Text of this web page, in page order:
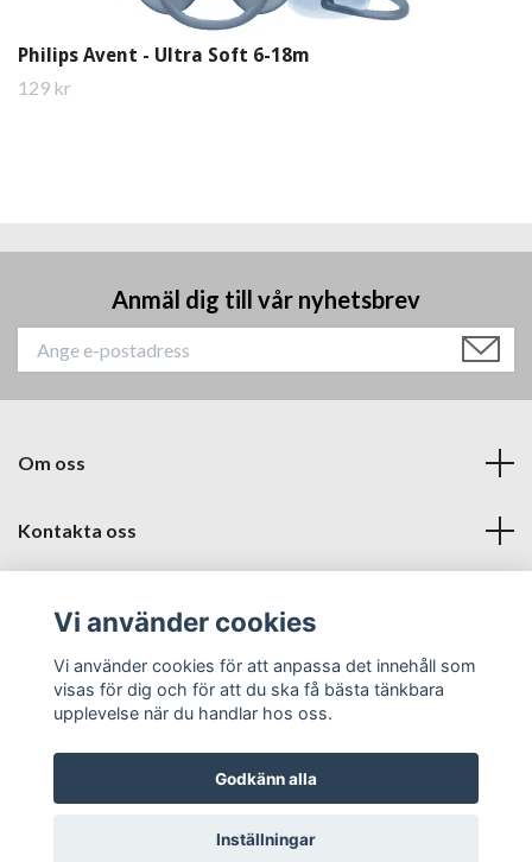
Philips Avent - Ultra Soft 6-18m
129 kr
Anmäl dig till vår nyhetsbrev
Om oss
Kontakta oss
Sociala medier
© 2026 Babyproffsen Halmstad
Vi använder cookies
Vi använder cookies för att anpassa det innehåll som
visas för dig och för att du ska få bästa tänkbara
upplevelse när du handlar hos oss.
Godkänn alla
Inställningar